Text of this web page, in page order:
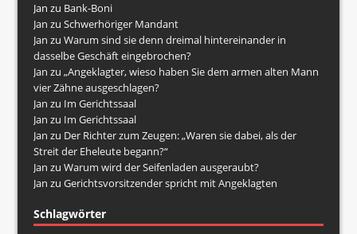
Jan zu Bank-Boni
Jan zuSchwerhöriger Mandant
Jan zuWarum sind sie denn dreimal hintereinander in
dasselbe Geschäft eingebrochen?
Jan zu„Angeklagter, wieso haben Sie dem armen alten Mann
vier Zähne ausgeschlagen?
Jan zu Im Gerichtssaal
Jan zu Im Gerichtssaal
Jan zu Der Richter zum Zeugen: „Waren sie dabei, als der
Streit der Eheleute begann?“
Jan zuWarum wird der Seifenladen ausgeraubt?
Jan zuGerichtsvorsitzender spricht mit Angeklagten
Schlagwörter